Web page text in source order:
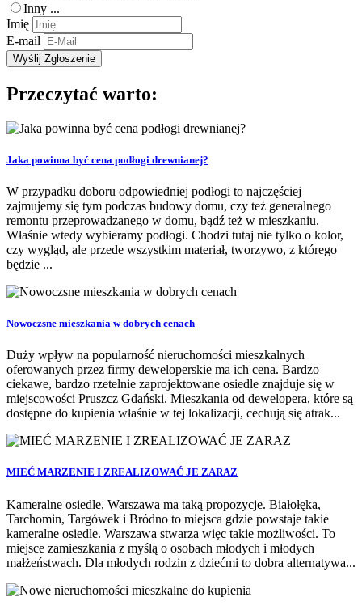
Inny ...
Imię
E-mail
Przeczytać warto:
Jaka powinna być cena podłogi drewnianej?
W przypadku doboru odpowiedniej podłogi to najczęściej
zajmujemy się tym podczas budowy domu, czy też generalnego
remontu przeprowadzanego w domu, bądź też w mieszkaniu.
Właśnie wtedy wybieramy podłogi. Chodzi tutaj nie tylko o kolor,
czy wygląd, ale przede wszystkim materiał, tworzywo, z którego
będzie ...
Nowoczsne mieszkania w dobrych cenach
Duży wpływ na popularność nieruchomości mieszkalnych
oferowanych przez firmy deweloperskie ma ich cena. Bardzo
ciekawe, bardzo rzetelnie zaprojektowane osiedle znajduje się w
miejscowości Pruszcz Gdański. Mieszkania od dewelopera, które są
dostępne do kupienia właśnie w tej lokalizacji, cechują się atrak...
MIEĆ MARZENIE I ZREALIZOWAĆ JE ZARAZ
Kameralne osiedle, Warszawa ma taką propozycje. Białołęka,
Tarchomin, Targówek i Bródno to miejsca gdzie powstaje takie
kameralne osiedle. Warszawa stwarza więc takie możliwości. To
miejsce zamieszkania z myślą o osobach młodych i młodych
małżeństwach. Dla młodych rodzin z dziećmi to dobra alternatywa...